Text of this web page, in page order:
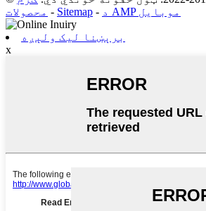
محصولات - Sitemap - د AMP موبایل
برېښنا لیک ولېږه
x